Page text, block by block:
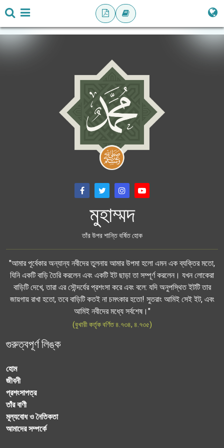
মুহাম্মদ
তাঁর উপর শান্তি বর্ষিত হোক
"আমার পূর্বেকার অন্যান্য নবীদের তুলনায় আমার উপমা হলো এমন এক ব্যক্তির মতো,
যিনি একটি বাড়ি তৈরি করলেন এবং একটি ইট ছাড়া তা সম্পূর্ণ করলেন। যখন লোকেরা
বাড়িটি দেখে, তারা এর সৌন্দর্যের প্রশংসা করে এবং বলে: যদি অনুপস্থিত ইটটি তার
জায়গায় রাখা হতো, তবে বাড়িটি কতই না চমৎকার হতো! সুতরাং আমিই সেই ইট, এবং
আমিই নবীদের মধ্যে সর্বশেষ।"
(বুখারী কর্তৃক বর্ণিত ৪.৭৩৪, ৪.৭৩৫)
গুরুত্বপূর্ণ লিঙ্ক
হোম
জীবনী
প্রশংসাপত্র
তাঁর বাণী
মূল্যবোধ ও নৈতিকতা
আমাদের সম্পর্কে